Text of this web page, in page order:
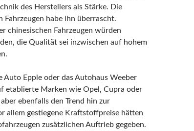
des Herstellers als Stärke. Die
Fahrzeugen habe ihn überrascht.
chinesischen Fahrzeugen würden
die Qualität sei inzwischen auf hohem
Auto Epple oder das Autohaus Weeber
etablierte Marken wie Opel, Cupra oder
ebenfalls den Trend hin zur
allem gestiegene Kraftstoffpreise hätten
zusätzlichen Auftrieb gegeben.